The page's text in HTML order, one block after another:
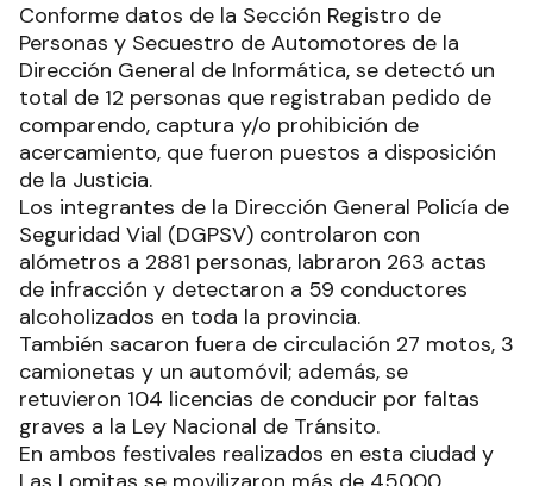
Conforme datos de la Sección Registro de
Personas y Secuestro de Automotores de la
Dirección General de Informática, se detectó un
total de 12 personas que registraban pedido de
comparendo, captura y/o prohibición de
acercamiento, que fueron puestos a disposición
de la Justicia.
Los integrantes de la Dirección General Policía de
Seguridad Vial (DGPSV) controlaron con
alómetros a 2881 personas, labraron 263 actas
de infracción y detectaron a 59 conductores
alcoholizados en toda la provincia.
También sacaron fuera de circulación 27 motos, 3
camionetas y un automóvil; además, se
retuvieron 104 licencias de conducir por faltas
graves a la Ley Nacional de Tránsito.
En ambos festivales realizados en esta ciudad y